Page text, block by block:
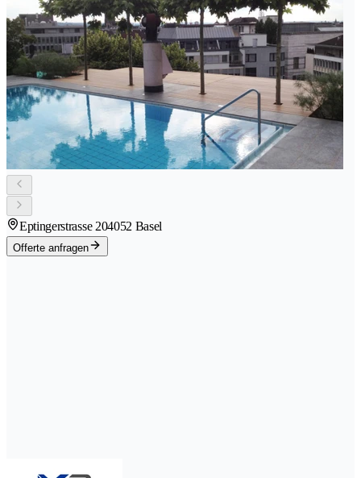
Eptingerstrasse 204052 Basel
Offerte anfragen